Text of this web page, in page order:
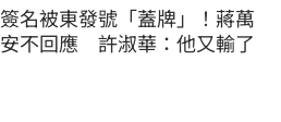
簽名被東發號「蓋牌」！蔣萬
安不回應 許淑華：他又輸了